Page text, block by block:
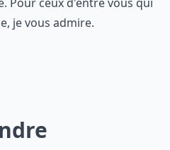
je vous admire.